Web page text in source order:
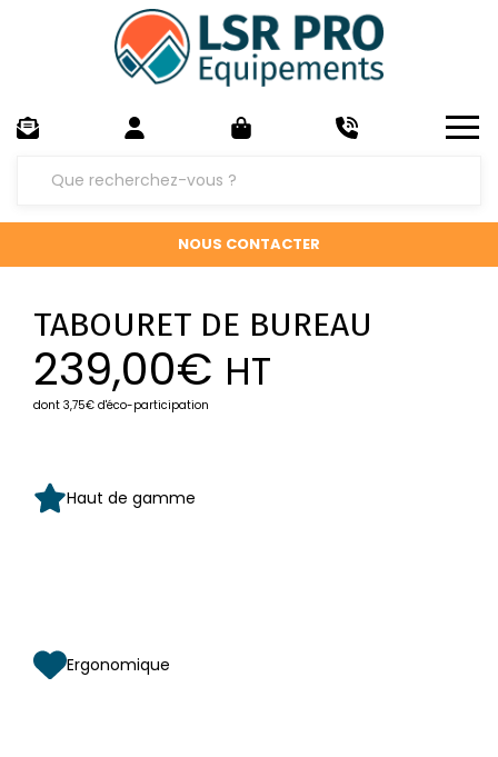
NOUS CONTACTER
TABOURET DE BUREAU
239,00€ HT
dont 3,75€ d'éco-participation
Haut de gamme
Ergonomique